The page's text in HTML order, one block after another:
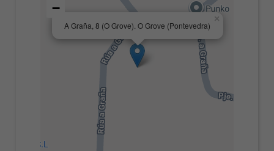
A Graña, 8 (O Grove). O Grove (Pontevedra)
×
−